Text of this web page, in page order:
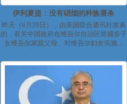
伊利夏提：没有硝烟的种族屠杀
昨天（6月29日），由美国联合通讯社发表
的，有关中国政府在维吾尔自治区抓捕多子
女维吾尔家庭父母、对维吾尔妇女实施...